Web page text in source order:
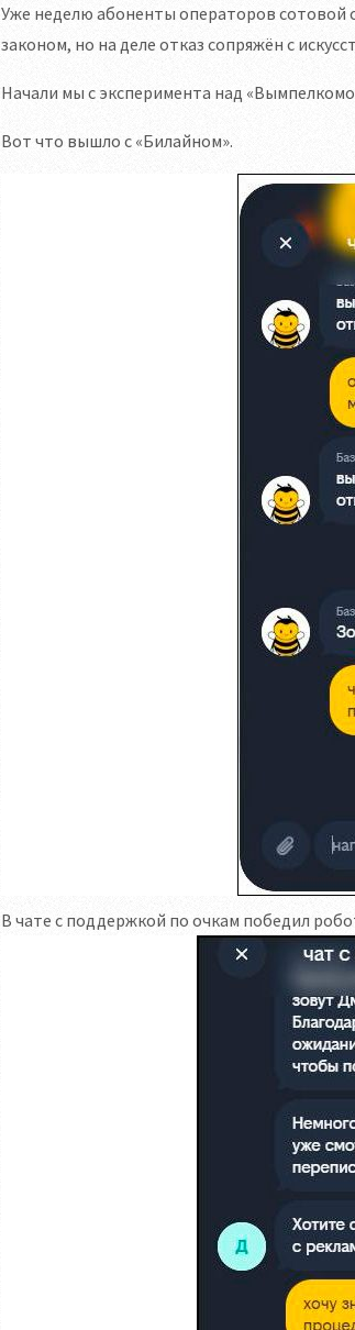
Уже неделю абоненты операторов сотовой
законом, но на деле отказ сопряжён с
Начали мы с эксперимента над
Вот что вышло с «Билайном».
В чате с поддержкой по очкам победил